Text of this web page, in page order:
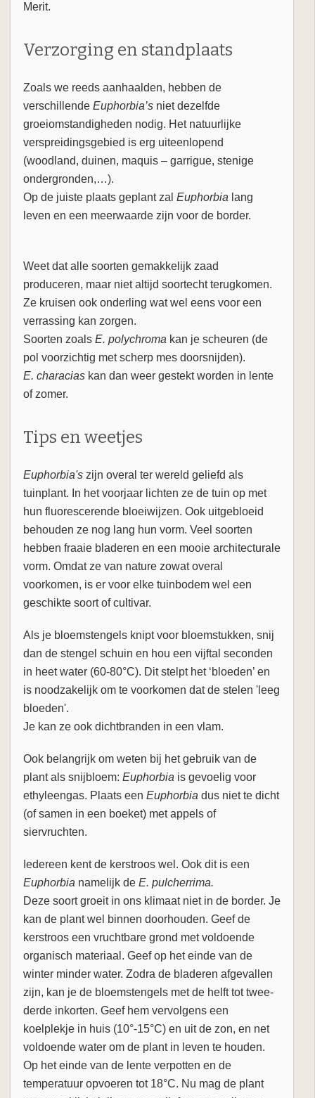
Merit.
Verzorging en standplaats
Zoals we reeds aanhaalden, hebben de
verschillende Euphorbia’s niet dezelfde
groeiomstandigheden nodig. Het natuurlijke
verspreidingsgebied is erg uiteenlopend
(woodland, duinen, maquis – garrigue, stenige
ondergronden,…).
Op de juiste plaats geplant zal Euphorbia lang
leven en een meerwaarde zijn voor de border.
Weet dat alle soorten gemakkelijk zaad
produceren, maar niet altijd soortecht terugkomen.
Ze kruisen ook onderling wat wel eens voor een
verrassing kan zorgen.
Soorten zoals E. polychroma kan je scheuren (de
pol voorzichtig met scherp mes doorsnijden).
E. characias kan dan weer gestekt worden in lente
of zomer.
Tips en weetjes
Euphorbia's zijn overal ter wereld geliefd als
tuinplant. In het voorjaar lichten ze de tuin op met
hun fluorescerende bloeiwijzen. Ook uitgebloeid
behouden ze nog lang hun vorm. Veel soorten
hebben fraaie bladeren en een mooie architecturale
vorm. Omdat ze van nature zowat overal
voorkomen, is er voor elke tuinbodem wel een
geschikte soort of cultivar.
Als je bloemstengels knipt voor bloemstukken, snij
dan de stengel schuin en hou een vijftal seconden
in heet water (60-80°C). Dit stelpt het ‘bloeden’ en
is noodzakelijk om te voorkomen dat de stelen 'leeg
bloeden'.
Je kan ze ook dichtbranden in een vlam.
Ook belangrijk om weten bij het gebruik van de
plant als snijbloem: Euphorbia is gevoelig voor
ethyleengas. Plaats een Euphorbia dus niet te dicht
(of samen in een boeket) met appels of
siervruchten.
Iedereen kent de kerstroos wel. Ook dit is een
Euphorbia namelijk de E. pulcherrima.
Deze soort groeit in ons klimaat niet in de border. Je
kan de plant wel binnen doorhouden. Geef de
kerstroos een vruchtbare grond met voldoende
organisch materiaal. Geef op het einde van de
winter minder water. Zodra de bladeren afgevallen
zijn, kan je de bloemstengels met de helft tot twee-
derde inkorten. Geef hem vervolgens een
koelplekje in huis (10°-15°C) en uit de zon, en net
voldoende water om de plant in leven te houden.
Op het einde van de lente verpotten en de
temperatuur opvoeren tot 18°C. Nu mag de plant